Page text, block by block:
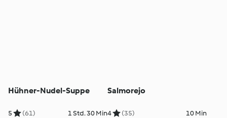
Hühner-Nudel-Suppe
5 (61) 1 Std. 30 Min
Salmorejo
4 (35) 10 Min